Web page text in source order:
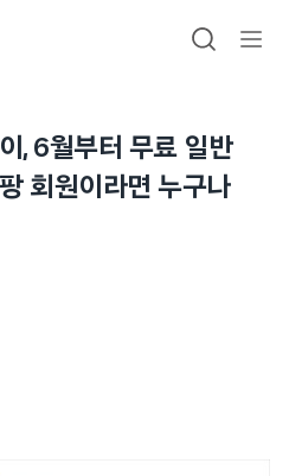
검색
, 6월부터 무료 일반
회원이라면 누구나